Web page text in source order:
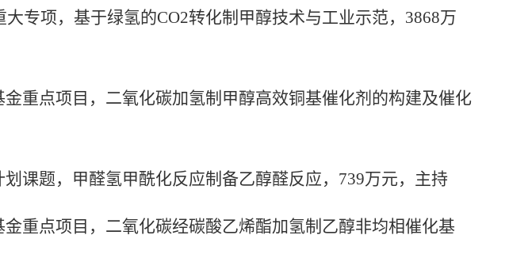
大专项，基于绿氢的CO2转化制甲醇技术与工业示范， 3868万
金重点项目，二氧化碳加氢制甲醇高效铜基催化剂的构建及催化
课题，甲醛氢甲酰化反应制备乙醇醛反应， 739万元，主持
金重点项目，二氧化碳经碳酸乙烯酯加氢制乙醇非均相催化基